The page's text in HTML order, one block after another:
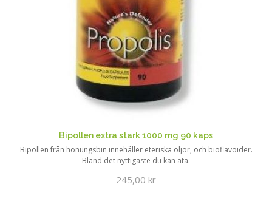
Bipollen extra stark 1000 mg 90 kaps
Bipollen från honungsbin innehåller eteriska oljor, och bioflavoider.
Bland det nyttigaste du kan äta.
245,00 kr